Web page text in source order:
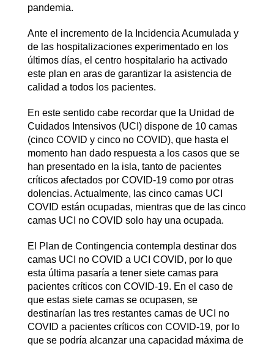
pandemia.
Ante el incremento de la Incidencia Acumulada y
de las hospitalizaciones experimentado en los
últimos días, el centro hospitalario ha activado
este plan en aras de garantizar la asistencia de
calidad a todos los pacientes.
En este sentido cabe recordar que la Unidad de
Cuidados Intensivos (UCI) dispone de 10 camas
(cinco COVID y cinco no COVID), que hasta el
momento han dado respuesta a los casos que se
han presentado en la isla, tanto de pacientes
críticos afectados por COVID-19 como por otras
dolencias. Actualmente, las cinco camas UCI
COVID están ocupadas, mientras que de las cinco
camas UCI no COVID solo hay una ocupada.
El Plan de Contingencia contempla destinar dos
camas UCI no COVID a UCI COVID, por lo que
esta última pasaría a tener siete camas para
pacientes críticos con COVID-19. En el caso de
que estas siete camas se ocupasen, se
destinarían las tres restantes camas de UCI no
COVID a pacientes críticos con COVID-19, por lo
que se podría alcanzar una capacidad máxima de